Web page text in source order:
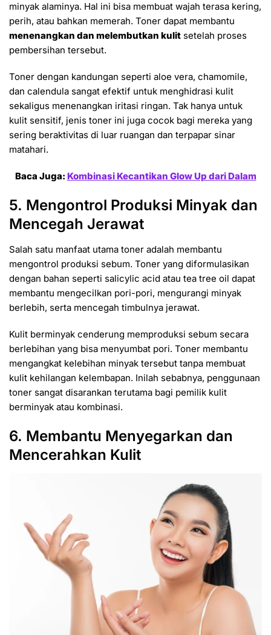
minyak alaminya. Hal ini bisa membuat wajah terasa kering,
perih, atau bahkan memerah. Toner dapat membantu
menenangkan dan melembutkan kulit setelah proses
pembersihan tersebut.
Toner dengan kandungan seperti aloe vera, chamomile,
dan calendula sangat efektif untuk menghidrasi kulit
sekaligus menenangkan iritasi ringan. Tak hanya untuk
kulit sensitif, jenis toner ini juga cocok bagi mereka yang
sering beraktivitas di luar ruangan dan terpapar sinar
matahari.
Baca Juga: Kombinasi Kecantikan Glow Up dari Dalam
5. Mengontrol Produksi Minyak dan
Mencegah Jerawat
Salah satu manfaat utama toner adalah membantu
mengontrol produksi sebum. Toner yang diformulasikan
dengan bahan seperti salicylic acid atau tea tree oil dapat
membantu mengecilkan pori-pori, mengurangi minyak
berlebih, serta mencegah timbulnya jerawat.
Kulit berminyak cenderung memproduksi sebum secara
berlebihan yang bisa menyumbat pori. Toner membantu
mengangkat kelebihan minyak tersebut tanpa membuat
kulit kehilangan kelembapan. Inilah sebabnya, penggunaan
toner sangat disarankan terutama bagi pemilik kulit
berminyak atau kombinasi.
6. Membantu Menyegarkan dan
Mencerahkan Kulit